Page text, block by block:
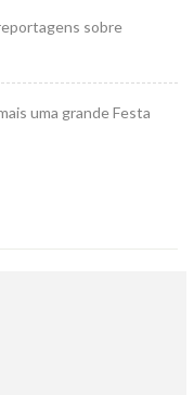
sobre
uma grande Festa